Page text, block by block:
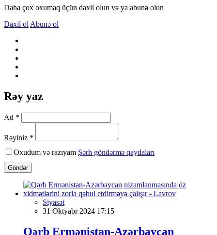
Daha çox oxumaq üçün daxil olun və ya abunə olun
Daxil ol Abunə ol
Rəy yaz
Ad *
Rəyiniz *
Oxudum və razıyam Şərh göndərmə qaydaları
Göndər
Siyasət
31 Oktyabr 2024 17:15
Qərb Ermənistan-Azərbaycan